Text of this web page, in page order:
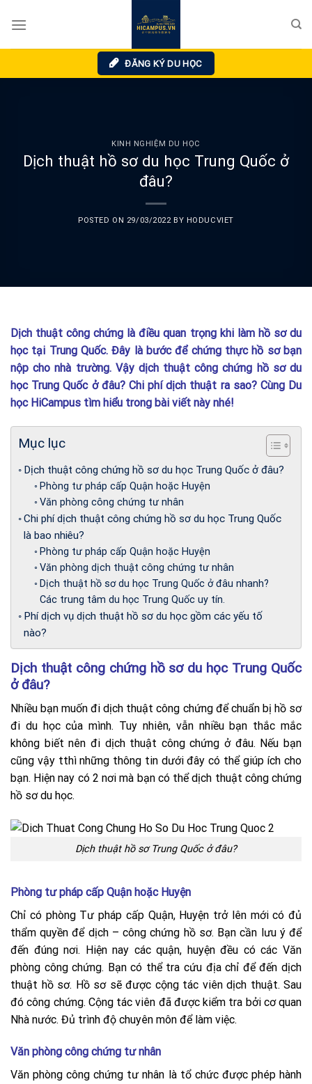
ĐĂNG KÝ DU HỌC
KINH NGHIỆM DU HỌC
Dịch thuật hồ sơ du học Trung Quốc ở
đâu?
POSTED ON 29/03/2022 BY HODUCVIET
Dịch thuật công chứng là điều quan trọng khi làm hồ sơ du
học tại Trung Quốc. Đây là bước để chứng thực hồ sơ bạn
nộp cho nhà trường. Vậy dịch thuật công chứng hồ sơ du
học Trung Quốc ở đâu? Chi phí dịch thuật ra sao? Cùng Du
học HiCampus tìm hiểu trong bài viết này nhé!
Mục lục
Dịch thuật công chứng hồ sơ du học Trung Quốc ở đâu?
Phòng tư pháp cấp Quận hoặc Huyện
Văn phòng công chứng tư nhân
Chi phí dịch thuật công chứng hồ sơ du học Trung Quốc
là bao nhiêu?
Phòng tư pháp cấp Quận hoặc Huyện
Văn phòng dịch thuật công chứng tư nhân
Dịch thuật hồ sơ du học Trung Quốc ở đâu nhanh?
Các trung tâm du học Trung Quốc uy tín.
Phí dịch vụ dịch thuật hồ sơ du học gồm các yếu tố
nào?
Dịch thuật công chứng hồ sơ du học Trung Quốc
ở đâu?
Nhiều bạn muốn đi dịch thuật công chứng để chuẩn bị hồ sơ
đi du học của mình. Tuy nhiên, vẫn nhiều bạn thắc mắc
không biết nên đi dịch thuật công chứng ở đâu. Nếu bạn
cũng vậy tthì những thông tin dưới đây có thể giúp ích cho
bạn. Hiện nay có 2 nơi mà bạn có thể dịch thuật công chứng
hồ sơ du học.
Dịch thuật hồ sơ Trung Quốc ở đâu?
Phòng tư pháp cấp Quận hoặc Huyện
Chỉ có phòng Tư pháp cấp Quận, Huyện trở lên mới có đủ
thẩm quyền để dịch – công chứng hồ sơ. Bạn cần lưu ý để
đến đúng nơi. Hiện nay các quận, huyện đều có các Văn
phòng công chứng. Bạn có thể tra cứu địa chỉ để đến dịch
thuật hồ sơ. Hồ sơ sẽ được cộng tác viên dịch thuật. Sau
đó công chứng. Cộng tác viên đã được kiểm tra bởi cơ quan
Nhà nước. Đủ trình độ chuyên môn để làm việc.
Văn phòng công chứng tư nhân
Văn phòng công chứng tư nhân là tổ chức được phép hành